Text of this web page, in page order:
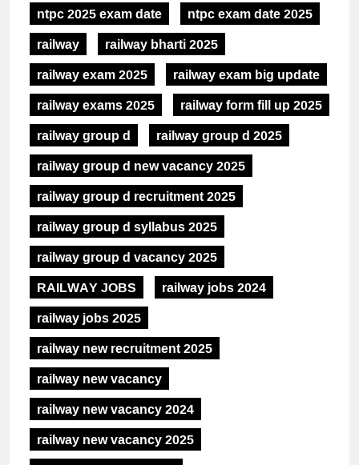
ntpc 2025 exam date
ntpc exam date 2025
railway
railway bharti 2025
railway exam 2025
railway exam big update
railway exams 2025
railway form fill up 2025
railway group d
railway group d 2025
railway group d new vacancy 2025
railway group d recruitment 2025
railway group d syllabus 2025
railway group d vacancy 2025
RAILWAY JOBS
railway jobs 2024
railway jobs 2025
railway new recruitment 2025
railway new vacancy
railway new vacancy 2024
railway new vacancy 2025